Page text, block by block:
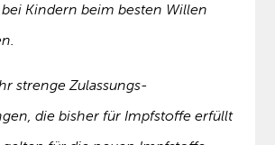
Kindern beim besten Willen
strenge Zulassungs-
die bisher für Impfstoffe erfüllt